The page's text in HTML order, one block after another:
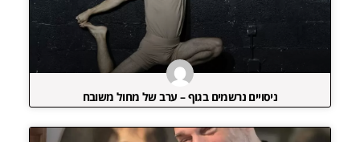
ניסויים נרשמים בגוף – ערב של מחול משובח